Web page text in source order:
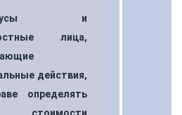
и
лица,
действия,
определять